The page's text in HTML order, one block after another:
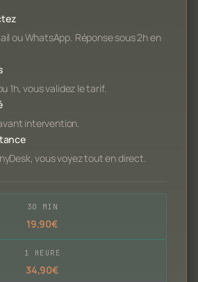
ou WhatsApp. Réponse sous 2h en
1h, vous validez le tarif.
intervention.
vous voyez tout en direct.
30 MIN
19,90€
1 HEURE
34,90€